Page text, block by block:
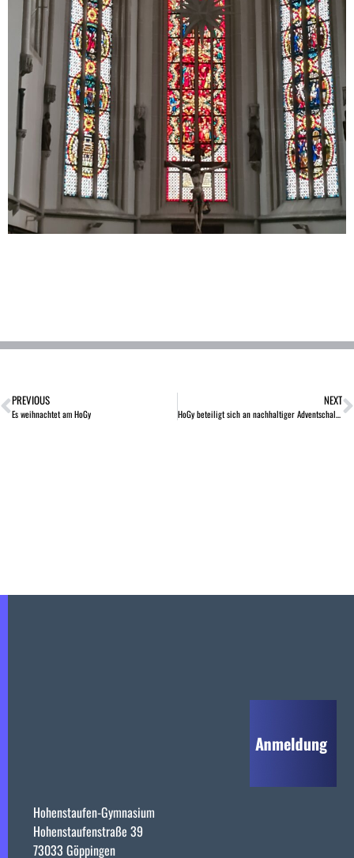
PREVIOUS
Es weihnachtet am HoGy
NEXT
HoGy beteiligt sich an nachhaltiger Adventschallenge
Hohenstaufen-Gymnasium
Hohenstaufenstraße 39
73033 Göppingen